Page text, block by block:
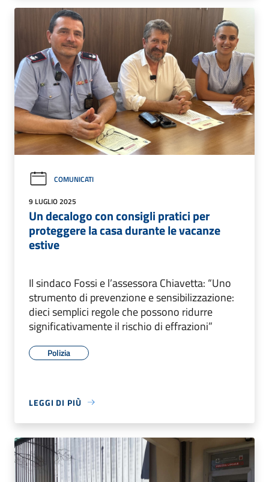
COMUNICATI
9 LUGLIO 2025
Un decalogo con consigli pratici per
proteggere la casa durante le vacanze
estive
Il sindaco Fossi e l’assessora Chiavetta: “Uno
strumento di prevenzione e sensibilizzazione:
dieci semplici regole che possono ridurre
significativamente il rischio di effrazioni”
Polizia
LEGGI DI PIÙ